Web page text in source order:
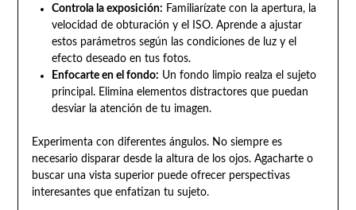
Controla la exposición: Familiarízate con la apertura, la
velocidad de obturación y el ISO. Aprende a ajustar
estos parámetros según las condiciones de luz y el
efecto deseado en tus fotos.
Enfocarte en el fondo: Un fondo limpio realza el sujeto
principal. Elimina elementos distractores que puedan
desviar la atención de tu imagen.
Experimenta con diferentes ángulos. No siempre es
necesario disparar desde la altura de los ojos. Agacharte o
buscar una vista superior puede ofrecer perspectivas
interesantes que enfatizan tu sujeto.